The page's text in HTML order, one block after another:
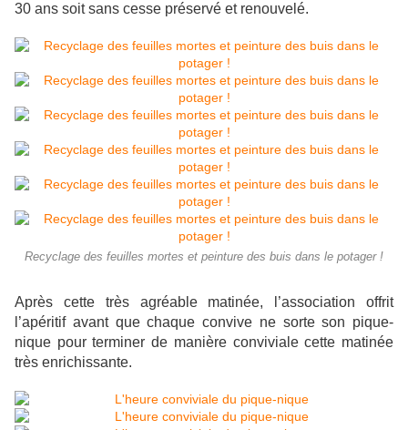
30 ans soit sans cesse préservé et renouvelé.
Recyclage des feuilles mortes et peinture des buis dans le potager !
Après cette très agréable matinée, l’association offrit
l’apéritif avant que chaque convive ne sorte son pique-
nique pour terminer de manière conviviale cette matinée
très enrichissante.